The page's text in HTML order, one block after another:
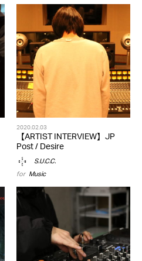
2020.02.03
【ARTIST INTERVIEW】JP
Post / Desire
S.U.C.C.
for Music